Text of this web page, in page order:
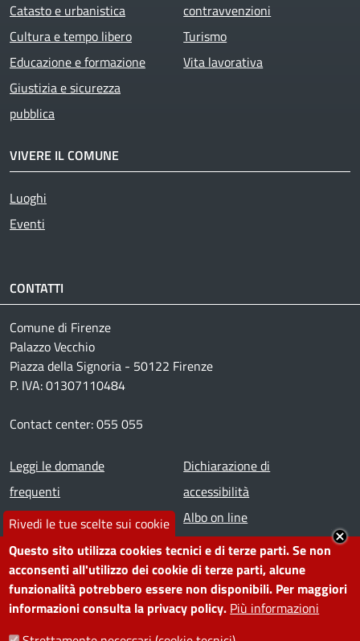
Rivedi le tue scelte sui cookie
Questo sito utilizza cookies tecnici e di terze parti. Se non
acconsenti all'utilizzo dei cookie di terze parti, alcune
funzionalità potrebbero essere non disponibili. Per maggiori
informazioni consulta la privacy policy. Più informazioni
Catasto e urbanistica
Cultura e tempo libero
Educazione e formazione
Giustizia e sicurezza
pubblica
contravvenzioni
Turismo
Vita lavorativa
VIVERE IL COMUNE
Luoghi
Eventi
CONTATTI
Comune di Firenze
Palazzo Vecchio
Piazza della Signoria - 50122 Firenze
P. IVA: 01307110484
Contact center: 055 055
Footer menu
Leggi le domande
frequenti
Prenota appuntamento
Segnala disservizio
Amministrazione
trasparente
Note legali
Dichiarazione di
accessibilità
Albo on line
Redazione web
Piano di miglioramento dei
servizi
Contatti